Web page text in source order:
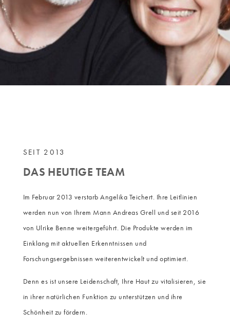
SEIT 2013
DAS HEUTIGE TEAM
Im Februar 2013 verstarb Angelika Teichert. Ihre Leitlinien
werden nun von Ihrem Mann Andreas Grell und seit 2016
von Ulrike Benne weitergeführt. Die Produkte werden im
Einklang mit aktuellen Erkenntnissen und
Forschungsergebnissen weiterentwickelt und optimiert.
Denn es ist unsere Leidenschaft, Ihre Haut zu vitalisieren, sie
in ihrer natürlichen Funktion zu unterstützen und ihre
Schönheit zu fördern.